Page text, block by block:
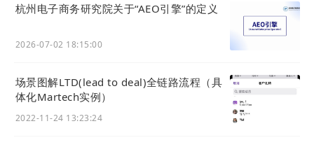
杭州电子商务研究院关于“AEO引擎”的定义
2026-07-02 18:15:00
场景图解LTD(lead to deal)全链路流程（具
体化Martech实例）
2022-11-24 13:23:24